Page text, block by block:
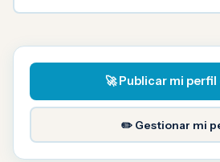
🚀 Publicar mi
✏️ Gestionar mi